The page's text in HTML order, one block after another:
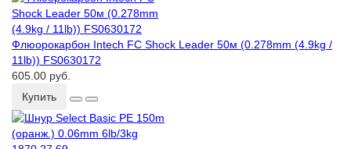
Флюорокарбон Intech FC Shock Leader 50м (0.278mm (4.9kg /
11lb)) FS0630172
605.00 руб.
Купить